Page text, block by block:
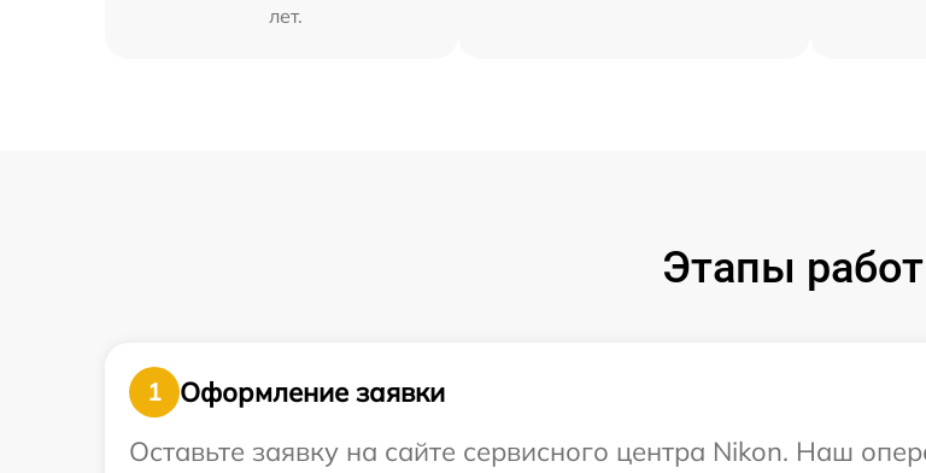
лет.
Этапы
1
Оформление заявки
Оставьте заявку на сайте сервисного центра Nikon. Наш